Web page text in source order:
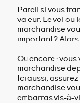
Pareil si vous
valeur. Le vol ou
marchandise
important ?
Ou encore : vous
marchandise
Ici aussi,
marchandise
embarras vis-à-